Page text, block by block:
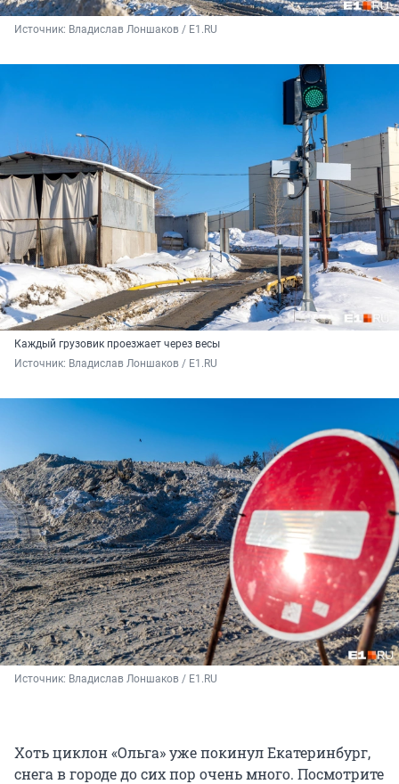
Источник: Владислав Лоншаков / E1.RU
Каждый грузовик проезжает через весы
Источник: Владислав Лоншаков / E1.RU
Источник: Владислав Лоншаков / E1.RU
Хоть циклон «Ольга» уже покинул Екатеринбург,
снега в городе до сих пор очень много. Посмотрите